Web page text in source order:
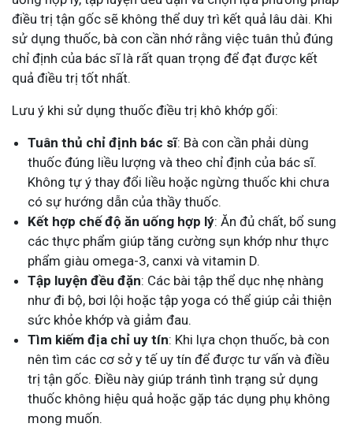
điều trị tận gốc sẽ không thể duy trì kết quả lâu dài. Khi
sử dụng thuốc, bà con cần nhớ rằng việc tuân thủ đúng
chỉ định của bác sĩ là rất quan trọng để đạt được kết
quả điều trị tốt nhất.
Lưu ý khi sử dụng thuốc điều trị khô khớp gối:
Tuân thủ chỉ định bác sĩ: Bà con cần phải dùng
thuốc đúng liều lượng và theo chỉ định của bác sĩ.
Không tự ý thay đổi liều hoặc ngừng thuốc khi chưa
có sự hướng dẫn của thầy thuốc.
Kết hợp chế độ ăn uống hợp lý: Ăn đủ chất, bổ sung
các thực phẩm giúp tăng cường sụn khớp như thực
phẩm giàu omega-3, canxi và vitamin D.
Tập luyện đều đặn: Các bài tập thể dục nhẹ nhàng
như đi bộ, bơi lội hoặc tập yoga có thể giúp cải thiện
sức khỏe khớp và giảm đau.
Tìm kiếm địa chỉ uy tín: Khi lựa chọn thuốc, bà con
nên tìm các cơ sở y tế uy tín để được tư vấn và điều
trị tận gốc. Điều này giúp tránh tình trạng sử dụng
thuốc không hiệu quả hoặc gặp tác dụng phụ không
mong muốn.